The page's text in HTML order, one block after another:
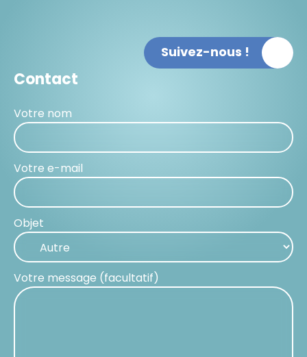
Suivez-nous !
Contact
Votre nom
Votre e-mail
Objet
Votre message (facultatif)